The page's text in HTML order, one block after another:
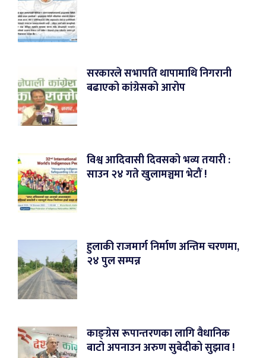
सरकारले सभापति थापामाथि निगरानी
बढाएको कांग्रेसको आरोप
विश्व आदिवासी दिवसको भव्य तयारी :
साउन २४ गते खुलामञ्चमा भेटौं !
हुलाकी राजमार्ग निर्माण अन्तिम चरणमा,
२४ पुल सम्पन्न
काङ्ग्रेस रूपान्तरणका लागि वैधानिक
बाटो अपनाउन अरुण सुबेदीको सुझाव !